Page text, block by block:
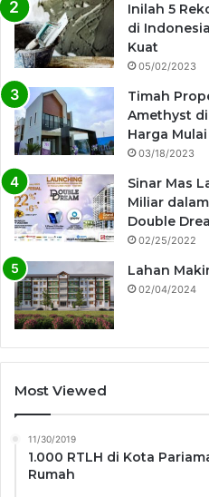
Inilah 5
di
Kuat
05/02/2023
Timah
Amethyst
Harga Mulai
03/18/2023
Sinar Mas
Miliar
Double
02/25/2022
Lahan
02/04/2024
Most Viewed
11/30/2019
1.000 RTLH di Kota
Rumah